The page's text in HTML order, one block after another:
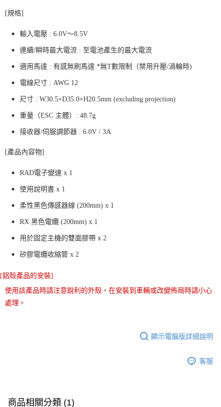
[規格]
輸入電壓 : 6.0V～8.5V
連續/瞬時最大電流 : 至電池產生的最大電流
適用馬達 : 有感無刷馬達 *無T數限制（禁用升壓/渦輪時)
電線尺寸 : AWG 12
尺寸 : W30.5×D35.0×H20.5mm (excluding projection)
重量（ESC 主體）: 48.7g
接收器/伺服調節器 : 6.0V / 3A
[產品內容物]
RAD電子變速 x 1
使用說明書 x 1
柔性黑色傳感器線 (200mm) x 1
RX 黑色電纜 (200mm) x 1
用於固定主機的雙面膠帶 x 2
矽膠電纜收縮管 x 2
[鋁殼產品的安裝]
使用該產品時請注意銳利的外殼，在安裝到車輛或改變佈局時請小心
處理。
顯示電腦版詳細說明
客服
商品相關分類 (1)